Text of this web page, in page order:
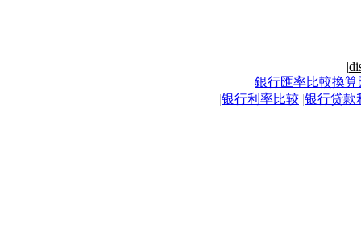
|
銀行匯率比較換算
|银行利率比较 |银行贷款